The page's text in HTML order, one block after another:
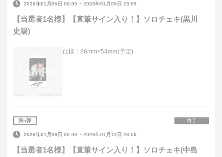
2026年01月05日 00:00 ~2026年01月08日 23:59
【当選者1名様】【直筆サイン入り！】ソロチェキ(黒川
史陽)
仕様：86mm×54mm(予定)
第5弾 終了
2026年01月09日 00:00 ~2026年01月12日 23:59
【当選者1名様】【直筆サイン入り！】ソロチェキ(中島